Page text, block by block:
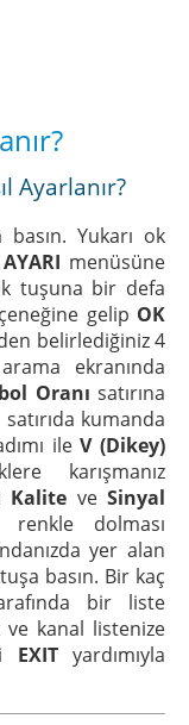
Ayarlanır?
basın. Yukarı ok
menüsüne
tuşuna bir defa
gelip OK
belirlediğiniz 4
ekranında
Oranı satırına
satırıda kumanda
ileV (Dikey)
karışmanız
Kalite veSinyal
renkle dolması
yer alan
basın. Bir kaç
bir liste
ve kanal listenize
EXITyardımıyla